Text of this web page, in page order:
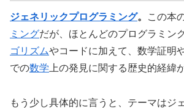
ジェネリックプログラミング。 この本
ミングだが、ほとんどのプログラミン
ゴリズムやコードに加えて、数学証明
での数学上の発見に関する歴史的経緯
もう少し具体的に言うと、テーマはジ